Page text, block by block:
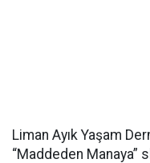
Liman Ayık Yaşam
“Maddeden Manaya”